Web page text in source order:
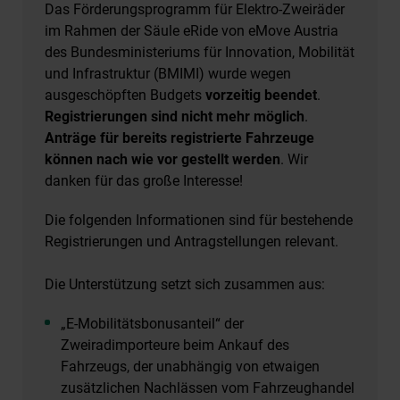
Das Förderungsprogramm für Elektro-Zweiräder
im Rahmen der Säule eRide von eMove Austria
des Bundesministeriums für Innovation, Mobilität
und Infrastruktur (BMIMI) wurde wegen
ausgeschöpften Budgets vorzeitig beendet.
Registrierungen sind nicht mehr möglich.
Anträge für bereits registrierte Fahrzeuge
können nach wie vor gestellt werden. Wir
danken für das große Interesse!
Die folgenden Informationen sind für bestehende
Registrierungen und Antragstellungen relevant.
Die Unterstützung setzt sich zusammen aus:
„E-Mobilitätsbonusanteil“ der
Zweiradimporteure beim Ankauf des
Fahrzeugs, der unabhängig von etwaigen
zusätzlichen Nachlässen vom Fahrzeughandel